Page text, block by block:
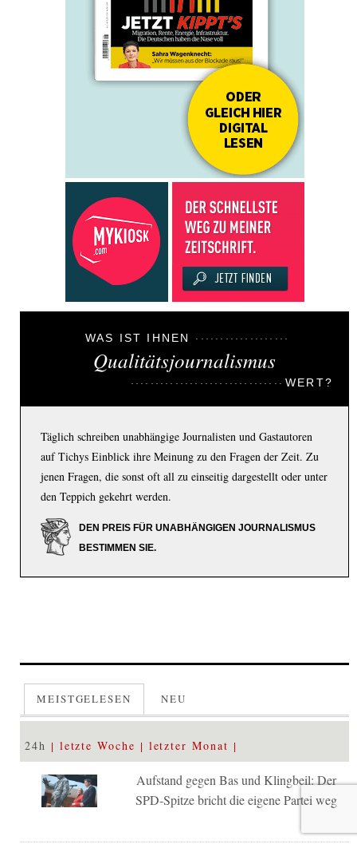
WAS IST IHNEN
Qualitätsjournalismus
WERT?
Täglich schreiben unabhängige Journalisten und Gastautoren
auf Tichys Einblick ihre Meinung zu den Fragen der Zeit. Zu
jenen Fragen, die sonst oft all zu einseitig dargestellt oder unter
den Teppich gekehrt werden.
DEN PREIS FÜR UNABHÄNGIGEN JOURNALISMUS
BESTIMMEN SIE.
MEISTGELESEN NEU
24h letzte Woche letzter Monat
Aufstand gegen Bas und Klingbeil: Der
SPD-Spitze bricht die eigene Partei weg